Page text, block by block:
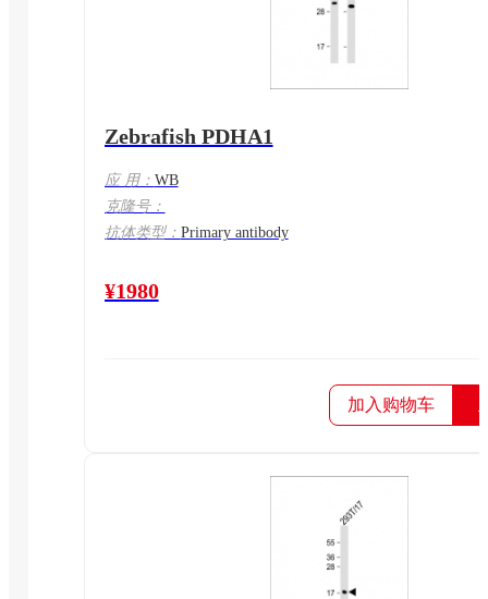
Zebrafish PDHA1
应 用： WB
克隆号：
抗体类型： Primary antibody
¥1980
加入购物车